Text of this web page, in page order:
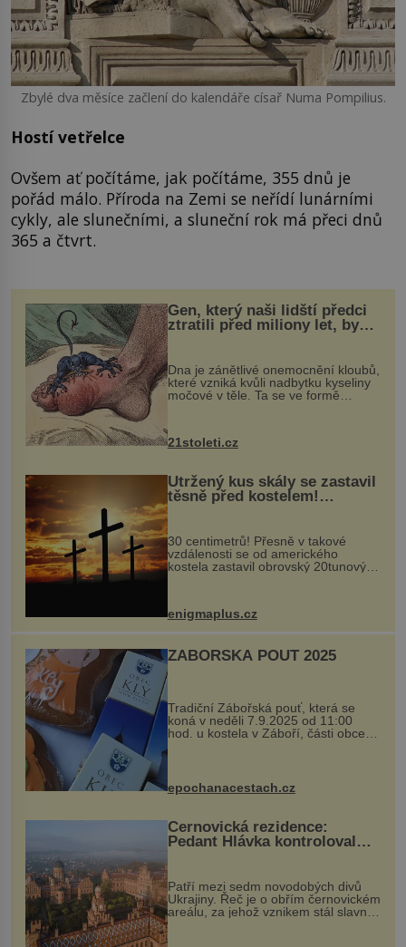
Zbylé dva měsíce začlení do kalendáře císař Numa Pompilius.
Hostí vetřelce
Ovšem ať počítáme, jak počítáme, 355 dnů je
pořád málo. Příroda na Zemi se neřídí lunárními
cykly, ale slunečními, a sluneční rok má přeci dnů
365 a čtvrt.
Gen, který naši lidští předci
ztratili před miliony let, by
mohl pomoci s léčbou
„nemoci králů“
Dna je zánětlivé onemocnění kloubů,
které vzniká kvůli nadbytku kyseliny
močové v těle. Ta se ve formě
nohou, a způsobuje bole...
21stoleti.cz
Utržený kus skály se zastavil
těsně před kostelem!
Ochránila ho boží síla?
30 centimetrů! Přesně v takové
vzdálenosti se od amerického
kostela zastavil obrovský 20tunový
...
enigmaplus.cz
ZÁBOŘSKÁ POUŤ 2025
Tradiční Zábořská pouť, která se
koná v neděli 7.9.2025 od 11:00
hod. u kostela v Záboří, části obce
Kly u Mělníka. V programu naleznete
komentovanou prohlídku kostela,
epochanacestach.cz
Černovická rezidence:
Pedant Hlávka kontroloval
Patří mezi sedm novodobých divů
Ukrajiny. Řeč je o obřím černovickém
areálu, za jehož vznikem stál slavný
český architekt Josef Hlávka. Ten si
na něm dal mimořádně záležet. Jeho